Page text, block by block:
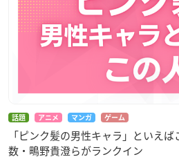
話題 アニメ マンガ ゲーム
「ピンク髪の男性キャラ」といえ
数・鴫野貴澄らがランクイン